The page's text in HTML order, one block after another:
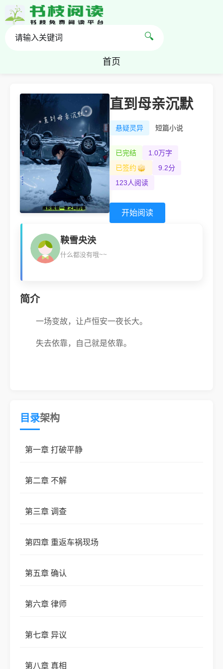
首页
🔍
直到母亲沉默
悬疑灵异 短篇小说
已完结
1.0万字
已签约
9.2分
123人阅读
开始阅读
鞅雪央泱
什么都没有哦~~
简介
一场变故，让卢恒安一夜长大。
失去依靠，自己就是依靠。
目录架构
第一章 打破平静
第二章 不解
第三章 调查
第四章 重返车祸现场
第五章 确认
第六章 律师
第七章 异议
第八章 真相